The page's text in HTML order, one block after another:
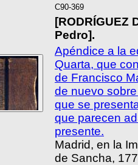
C90-369
[RODRÍGUEZ
Pedro].
Apéndice a la
Quarta, que
de Francisco
de nuevo
que se
que parecen
presente.
Madrid, en la
de Sancha,